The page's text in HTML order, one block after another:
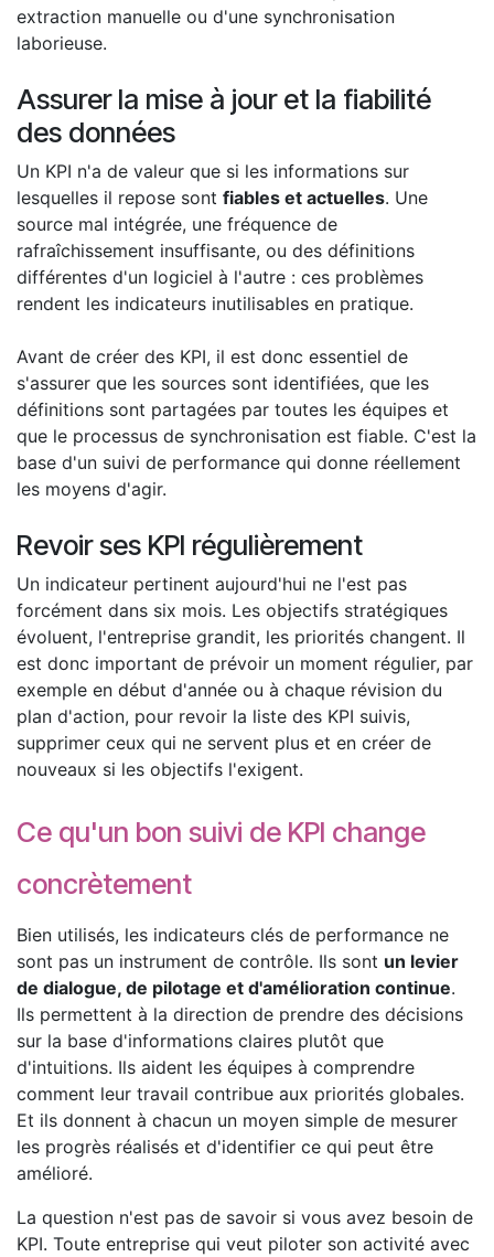
extraction manuelle ou d'une synchronisation
laborieuse.
Assurer la mise à jour et la fiabilité
des données
Un KPI n'a de valeur que si les informations sur
lesquelles il repose sont fiables et actuelles. Une
source mal intégrée, une fréquence de
rafraîchissement insuffisante, ou des définitions
différentes d'un logiciel à l'autre : ces problèmes
rendent les indicateurs inutilisables en pratique.
Avant de créer des KPI, il est donc essentiel de
s'assurer que les sources sont identifiées, que les
définitions sont partagées par toutes les équipes et
que le processus de synchronisation est fiable. C'est la
base d'un suivi de performance qui donne réellement
les moyens d'agir.
Revoir ses KPI régulièrement
Un indicateur pertinent aujourd'hui ne l'est pas
forcément dans six mois. Les objectifs stratégiques
évoluent, l'entreprise grandit, les priorités changent. Il
est donc important de prévoir un moment régulier, par
exemple en début d'année ou à chaque révision du
plan d'action, pour revoir la liste des KPI suivis,
supprimer ceux qui ne servent plus et en créer de
nouveaux si les objectifs l'exigent.
Ce qu'un bon suivi de KPI change
concrètement
Bien utilisés, les indicateurs clés de performance ne
sont pas un instrument de contrôle. Ils sont un levier
de dialogue, de pilotage et d'amélioration continue.
Ils permettent à la direction de prendre des décisions
sur la base d'informations claires plutôt que
d'intuitions. Ils aident les équipes à comprendre
comment leur travail contribue aux priorités globales.
Et ils donnent à chacun un moyen simple de mesurer
les progrès réalisés et d'identifier ce qui peut être
amélioré.
La question n'est pas de savoir si vous avez besoin de
KPI. Toute entreprise qui veut piloter son activité avec